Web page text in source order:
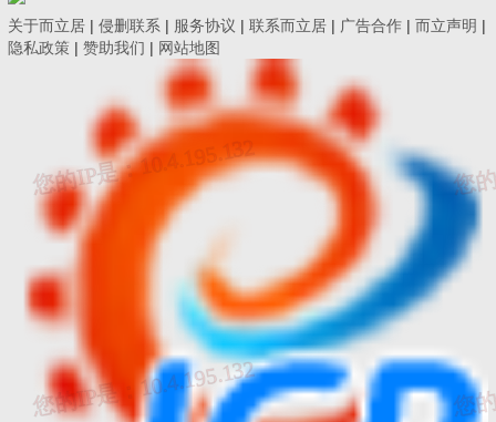
关于而立居 | 侵删联系 | 服务协议 | 联系而立居 | 广告合作 | 而立声明 |
隐私政策 | 赞助我们 | 网站地图